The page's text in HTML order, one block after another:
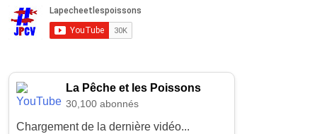
La Pêche et les Poissons
30,100 abonnés
Chargement de la dernière vidéo...